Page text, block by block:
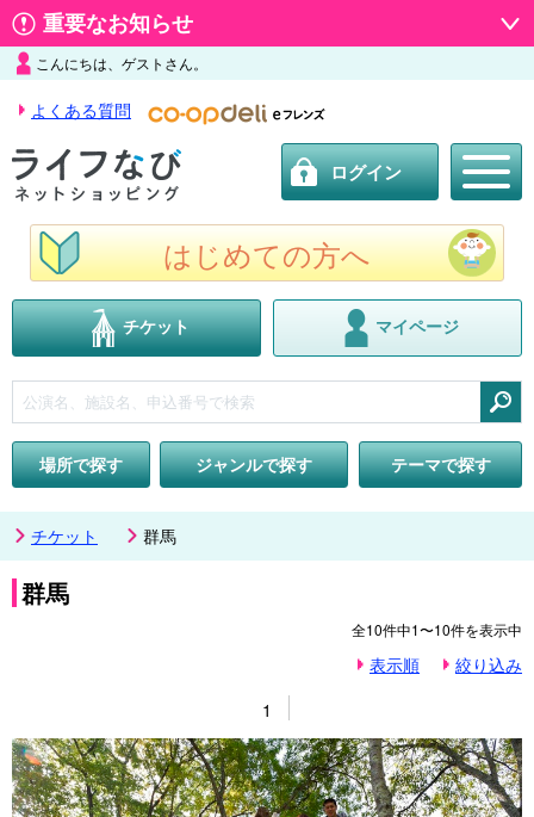
重要なお知らせ
こんにちは、ゲストさん。
よくある質問
ログイン
はじめての方へ
チケット マイページ
場所で探す
ジャンルで探す テーマで探す
チケット 群馬
群馬
全10件中1〜10件を表示中
表示順
絞り込み
1